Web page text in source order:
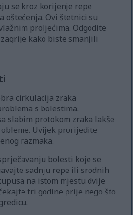
se kroz korijenje repe
oštećenja. Ovi štetnici su
proljećima. Odgodite
kako biste smanjili
cirkulacija zraka
s bolestima.
slabim protokom zraka lakše
Uvijek prorijedite
razmaka.
bolesti koje se
sadnju repe ili srodnih
na istom mjestu dvije
tri godine prije nego što